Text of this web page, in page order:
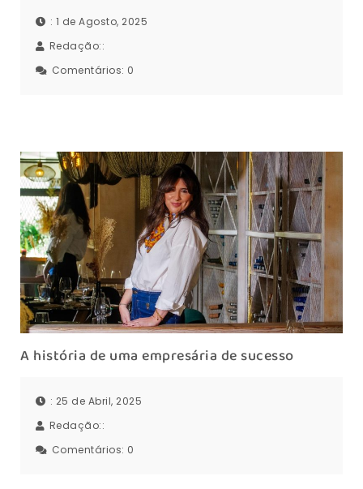
: 1 de Agosto, 2025
Redação::
Comentários: 0
A história de uma empresária de sucesso
: 25 de Abril, 2025
Redação::
Comentários: 0